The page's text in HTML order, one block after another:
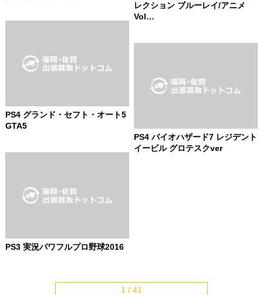
レクション ブルーレイ/アニメ
Vol…
PS4 グランド・セフト・オート5
GTA5
PS4 バイオハザード7 レジデント
イービル グロテスクver
PS3 実況パワフルプロ野球2016
1 / 41